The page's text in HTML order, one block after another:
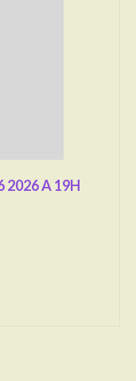
2026 A 19H